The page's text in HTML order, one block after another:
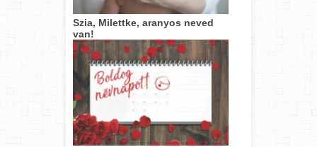
Szia, Milettke, aranyos neved
van!